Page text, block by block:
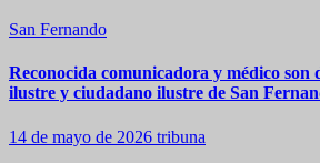
San Fernando
Reconocida comunicadora y médico son
ilustre y ciudadano ilustre de San
14 de mayo de 2026 tribuna